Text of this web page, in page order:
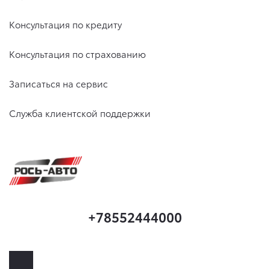
Консультация по кредиту
Консультация по страхованию
Записаться на сервис
Служба клиентской поддержки
+78552444000